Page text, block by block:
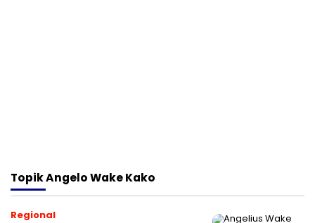
TopikAngelo Wake Kako
Regional